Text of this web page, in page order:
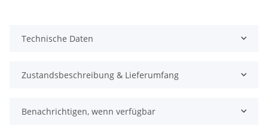
Technische Daten
Zustandsbeschreibung & Lieferumfang
Benachrichtigen, wenn verfügbar